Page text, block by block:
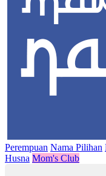
Perempuan Nama Pilihan
Husna Mom's Club